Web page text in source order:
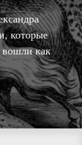
которые
вошли как